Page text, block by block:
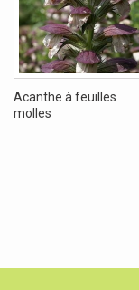
Acanthe à feuilles
molles